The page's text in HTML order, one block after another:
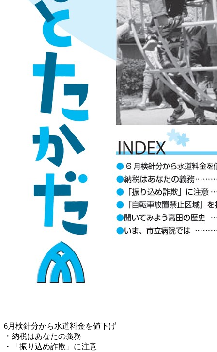
6月検針分から水道料金を値下げ
・納税はあなたの義務
・「振り込め詐欺」に注意